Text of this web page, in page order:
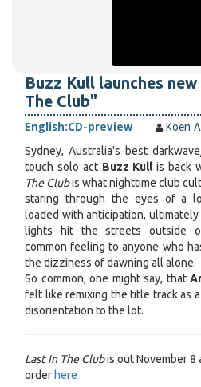
Buzz Kull launches
The Club"
English:CD-preview Koen
Sydney, Australia's best
touch solo act Buzz Kullis back
The Clubis what nighttime club
staring through the eyes of a
loaded with anticipation,
lights hit the streets outside
common feeling to anyone who
the dizziness of dawning all alone.
So common, one might say, that
felt like remixing the title track as
disorientation to the lot.
Last In The Clubis out November 8
order here